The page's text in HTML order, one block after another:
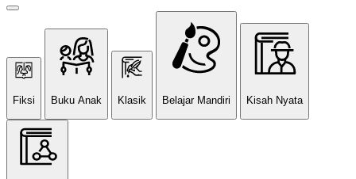
Fiksi Buku Anak Klasik Belajar Mandiri Kisah Nyata